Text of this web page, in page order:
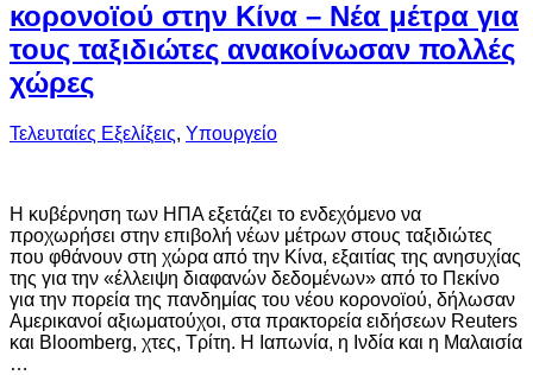
κορονοϊού στην Κίνα – Νέα μέτρα για
τους ταξιδιώτες ανακοίνωσαν πολλές
χώρες
Τελευταίες Εξελίξεις, Υπουργείο
Η κυβέρνηση των ΗΠΑ εξετάζει το ενδεχόμενο να
προχωρήσει στην επιβολή νέων μέτρων στους ταξιδιώτες
που φθάνουν στη χώρα από την Κίνα, εξαιτίας της ανησυχίας
της για την «έλλειψη διαφανών δεδομένων» από το Πεκίνο
για την πορεία της πανδημίας του νέου κορονοϊού, δήλωσαν
Αμερικανοί αξιωματούχοι, στα πρακτορεία ειδήσεων Reuters
και Bloomberg, χτες, Τρίτη. Η Ιαπωνία, η Ινδία και η Μαλαισία
…